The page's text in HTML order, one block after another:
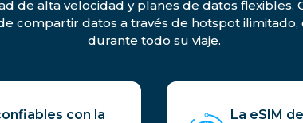
de alta velocidad y planes de datos
compartir datos a través de hotspot
durante todo su viaje.
con la
La eSIM